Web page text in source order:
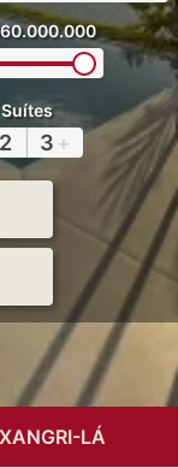
Suítes
2 3 +
LÁ